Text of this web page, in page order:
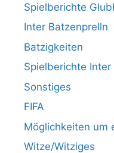
Spielberichte
Inter Batzenprelln
Batzigkeiten
Spielberichte
Sonstiges
FIFA
Möglichkeiten um
Witze/Witziges